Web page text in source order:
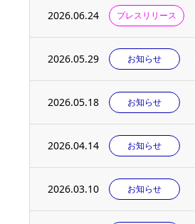
2026.06.24 プレスリリース
2026.05.29 お知らせ
2026.05.18 お知らせ
2026.04.14 お知らせ
2026.03.10 お知らせ